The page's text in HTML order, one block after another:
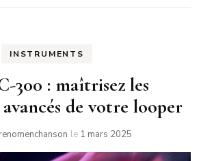
INSTRUMENTS
300 : maîtrisez les
de votre looper
le 1 mars 2025